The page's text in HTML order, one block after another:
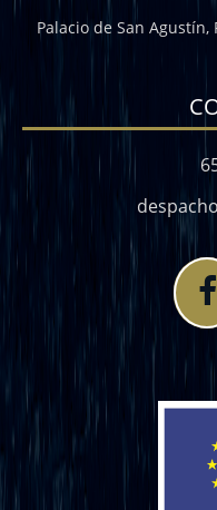
Palacio de San Agustín,